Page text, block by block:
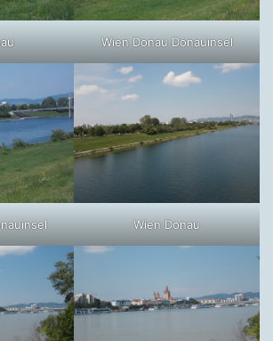
Wien Donau Donauinsel
Wien Donau